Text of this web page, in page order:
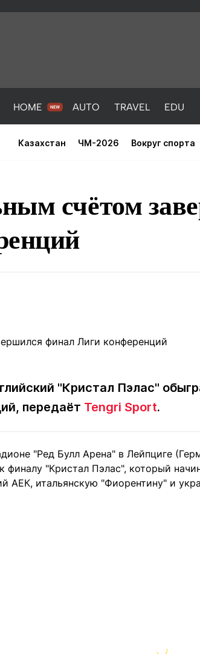
HOME AUTO TRAVEL EDU
Казахстан ЧМ-2026 Вокруг спорта
HEALTH
Контакты редакции Вакансии Реклама
(700) 3 888 188
счётом
"Кристал Пэлас"
передаёт Tengri Sport.
"Ред Булл Арена" в Лейпциге
финалу "Кристал Пэлас", который
АЕК, итальянскую "Фиорентину" и